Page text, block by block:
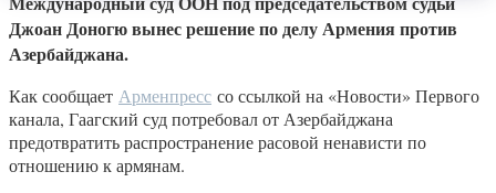
Джоан Доногю вынес решение по делу Армения против
Азербайджана.
Как сообщает Арменпресс со ссылкой на «Новости» Первого
канала, Гаагский суд потребовал от Азербайджана
предотвратить распространение расовой ненависти по
отношению к армянам.